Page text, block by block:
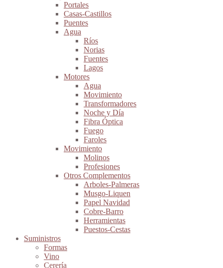
Portales
Casas-Castillos
Puentes
Agua
Ríos
Norias
Fuentes
Lagos
Motores
Agua
Movimiento
Transformadores
Noche y Día
Fibra Óptica
Fuego
Faroles
Movimiento
Molinos
Profesiones
Otros Complementos
Arboles-Palmeras
Musgo-Liquen
Papel Navidad
Cobre-Barro
Herramientas
Puestos-Cestas
Suministros
Formas
Vino
Cerería